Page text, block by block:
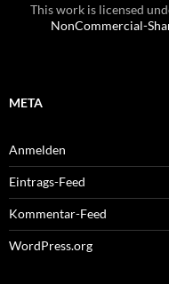
This work is licensed
NonCommercial-
META
Anmelden
Eintrags-Feed
Kommentar-Feed
WordPress.org